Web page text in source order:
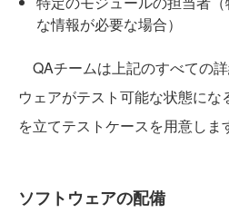
な情報が必要な場合）
QAチームは上記のすべての
ウェアがテスト可能な状態に
を立てテストケースを用意しま
ソフトウェアの配備